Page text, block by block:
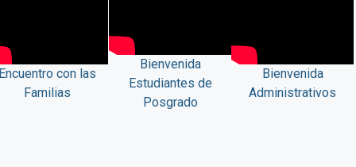
con las
Familias
Bienvenida
Estudiantes de
Posgrado
Bienvenida
Administrativos